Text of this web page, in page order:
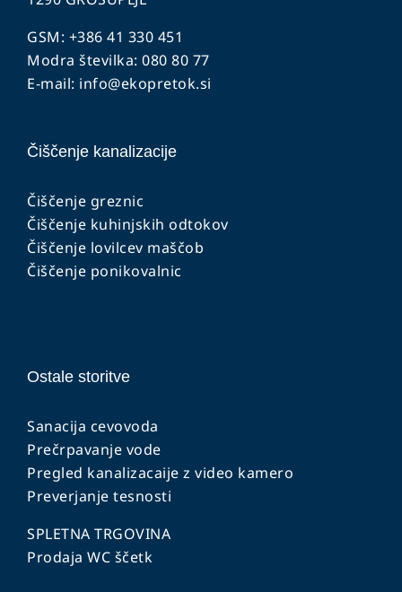
GSM: +386 41 330 451
Modra številka: 080 80 77
E-mail: info@ekopretok.si
Čiščenje kanalizacije
Čiščenje greznic
Čiščenje kuhinjskih odtokov
Čiščenje lovilcev maščob
Čiščenje ponikovalnic
Ostale storitve
Sanacija cevovoda
Prečrpavanje vode
Pregled kanalizacaije z video kamero
Preverjanje tesnosti
SPLETNA TRGOVINA
Prodaja WC ščetk